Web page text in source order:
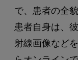
で、患者の全
患者自身は、
射線画像など